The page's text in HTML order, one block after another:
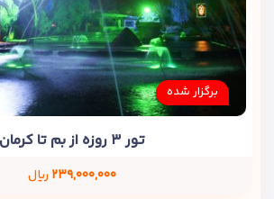
برگزار شده
تور ۳ روزه از بم تا کرمان
۲۳۹,۰۰۰,۰۰۰ ریال